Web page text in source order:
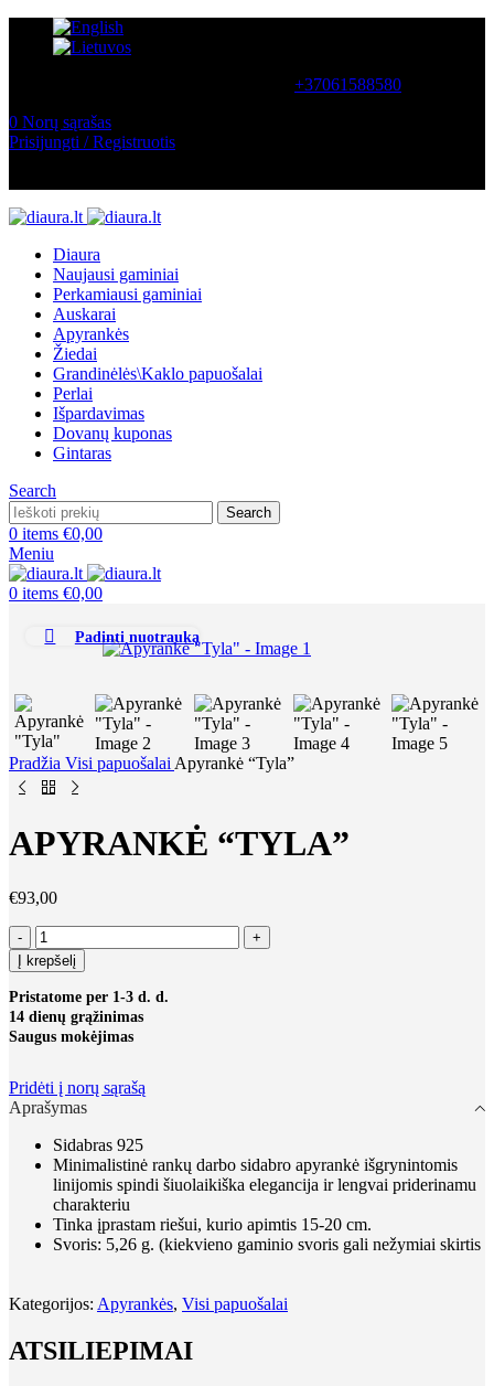
+37061588580
0 Norų sąrašas
Prisijungti / Registruotis
Diaura
Naujausi gaminiai
Perkamiausi gaminiai
Auskarai
Apyrankės
Žiedai
Grandinėlės\Kaklo papuošalai
Perlai
Išpardavimas
Dovanų kuponas
Gintaras
Search
Search
0 items €0,00
Meniu
0 items €0,00
Padinti nuotrauką
Pradžia Visi papuošalai Apyrankė “Tyla”
APYRANKĖ “TYLA”
€93,00
produkto
kiekis:
Apyrankė
"Tyla"
Į krepšelį
Pristatome per 1-3 d. d.
14 dienų grąžinimas
Saugus mokėjimas
Pridėti į norų sąrašą
Aprašymas
Sidabras 925
Minimalistinė rankų darbo sidabro apyrankė išgrynintomis
linijomis spindi šiuolaikiška elegancija ir lengvai priderinamu
charakteriu
Tinka įprastam riešui, kurio apimtis 15-20 cm.
Svoris: 5,26 g. (kiekvieno gaminio svoris gali nežymiai skirtis
Kategorijos: Apyrankės, Visi papuošalai
ATSILIEPIMAI